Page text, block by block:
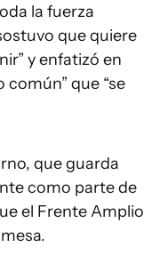
la fuerza
que quiere
y enfatizó en
que “se
que guarda
como parte de
el Frente Amplio